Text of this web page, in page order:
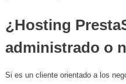
¿Hosting
administrado o
Si es un cliente orientado a los